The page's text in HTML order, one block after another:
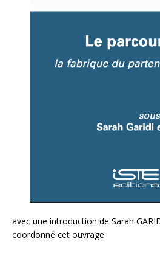
avec une introduction de Sarah
coordonné cet ouvrage